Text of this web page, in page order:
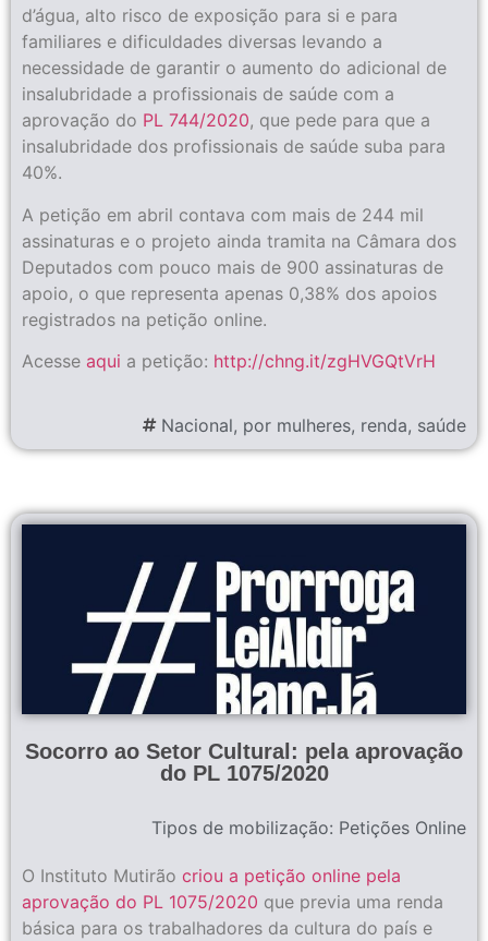
d’água, alto risco de exposição para si e para
familiares e dificuldades diversas levando a
necessidade de garantir o aumento do adicional de
insalubridade a profissionais de saúde com a
aprovação do PL 744/2020, que pede para que a
insalubridade dos profissionais de saúde suba para
40%.
A petição em abril contava com mais de 244 mil
assinaturas e o projeto ainda tramita na Câmara dos
Deputados com pouco mais de 900 assinaturas de
apoio, o que representa apenas 0,38% dos apoios
registrados na petição online.
Acesse aqui a petição: http://chng.it/zgHVGQtVrH
Nacional, por mulheres, renda, saúde
Socorro ao Setor Cultural: pela aprovação
do PL 1075/2020
Tipos de mobilização: Petições Online
O Instituto Mutirão criou a petição online pela
aprovação do PL 1075/2020 que previa uma renda
básica para os trabalhadores da cultura do país e